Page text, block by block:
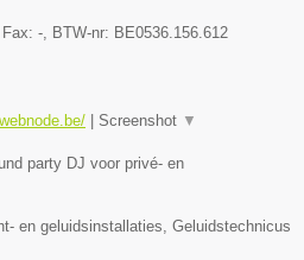
-, BTW-nr: BE0536.156.612
Screenshot ▼
party DJ voor privé- en
en geluidsinstallaties, Geluidstechnicus